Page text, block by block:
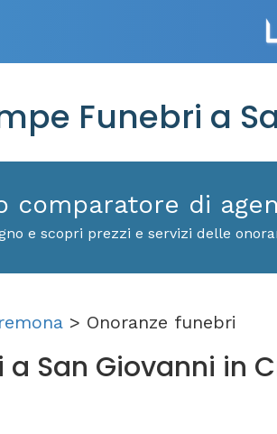
Funebri a
comparatore di
e scopri prezzi e servizi delle
> Onoranze funebri
San Giovanni in